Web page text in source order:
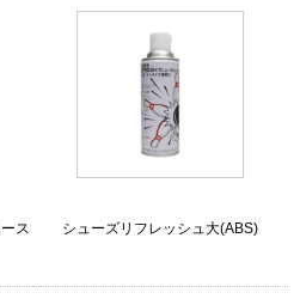
ス
シューズリフレッシュ大(ABS)